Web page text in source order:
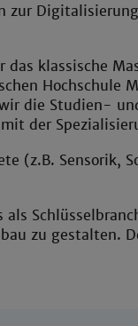
zur
das klassische
Hochschule
die Studien-
der
(z.B. Sensorik,
zu gestalten.